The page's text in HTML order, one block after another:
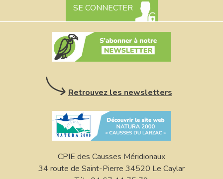
SE CONNECTER
Retrouvez les newsletters
CPIE des Causses Méridionaux
34 route de Saint-Pierre 34520 Le Caylar